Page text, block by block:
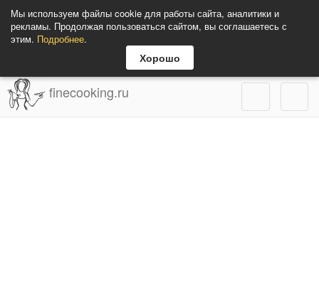
Мы используем файлы cookie для работы сайта, аналитики и
рекламы. Продолжая пользоваться сайтом, вы соглашаетесь с
этим. Подробнее.
Хорошо
finecooking.ru